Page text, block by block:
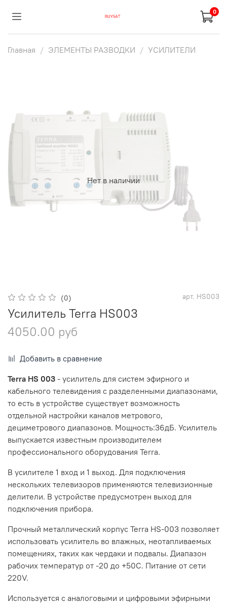
0
Главная ЭЛЕМЕНТЫ РАЗВОДКИ УСИЛИТЕЛИ
Нет в наличии
(0) арт. HS003
Усилитель Terra HS003
4050.00 руб
Добавить в сравнение
Terra HS 003 - усилитель для систем эфирного и
кабельного телевидения с разделенными диапазонами,
то есть в устройстве существует возможность
отдельной настройки каналов метрового,
дециметрового диапазонов. Мощность:36дБ. Усилитель
выпускается известным производителем
профессионального оборудования Terra.
В усилителе 1 вход и 1 выход. Для подключения
нескольких телевизоров применяются телевизионные
делители. В устройстве предусмотрен выход для
подключения прибора.
Прочный металлический корпус Terra HS-003 позволяет
использовать усилитель во влажных, неотапливаемых
помещениях, таких как чердаки и подвалы. Диапазон
рабочих температур от -20 до +50С. Питание от сети
220V.
Используется с аналоговыми и цифровыми эфирными